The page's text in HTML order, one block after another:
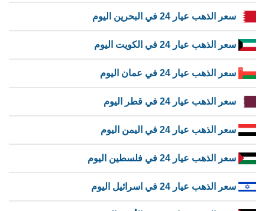
سعر الذهب عيار 24 في البحرين اليوم
سعر الذهب عيار 24 في الكويت اليوم
سعر الذهب عيار 24 في عمان اليوم
سعر الذهب عيار 24 في قطر اليوم
سعر الذهب عيار 24 في اليمن اليوم
سعر الذهب عيار 24 في فلسطين اليوم
سعر الذهب عيار 24 في اسرائيل اليوم